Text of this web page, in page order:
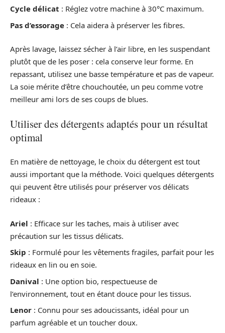
Cycle délicat : Réglez votre machine à 30°C maximum.
Pas d’essorage : Cela aidera à préserver les fibres.
Après lavage, laissez sécher à l’air libre, en les suspendant
plutôt que de les poser : cela conserve leur forme. En
repassant, utilisez une basse température et pas de vapeur.
La soie mérite d’être chouchoutée, un peu comme votre
meilleur ami lors de ses coups de blues.
Utiliser des détergents adaptés pour un résultat
optimal
En matière de nettoyage, le choix du détergent est tout
aussi important que la méthode. Voici quelques détergents
qui peuvent être utilisés pour préserver vos délicats
rideaux :
Ariel : Efficace sur les taches, mais à utiliser avec
précaution sur les tissus délicats.
Skip : Formulé pour les vêtements fragiles, parfait pour les
rideaux en lin ou en soie.
Danival : Une option bio, respectueuse de
l’environnement, tout en étant douce pour les tissus.
Lenor : Connu pour ses adoucissants, idéal pour un
parfum agréable et un toucher doux.